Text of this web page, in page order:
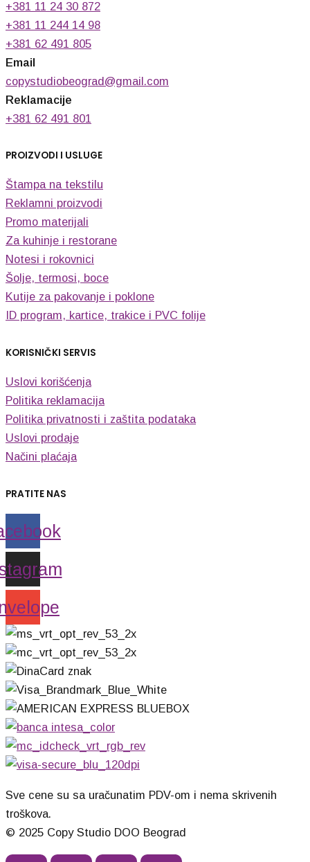
+381 11 24 30 872
+381 11 244 14 98
+381 62 491 805
Email
copystudiobeograd@gmail.com
Reklamacije
+381 62 491 801
PROIZVODI I USLUGE
Štampa na tekstilu
Reklamni proizvodi
Promo materijali
Za kuhinje i restorane
Notesi i rokovnici
Šolje, termosi, boce
Kutije za pakovanje i poklone
ID program, kartice, trakice i PVC folije
KORISNIČKI SERVIS
Uslovi korišćenja
Politika reklamacija
Politika privatnosti i zaštita podataka
Uslovi prodaje
Načini plaćaja
PRATITE NAS
Sve cene su sa uračunatim PDV-om i nema skrivenih
troškova.
© 2025 Copy Studio DOO Beograd